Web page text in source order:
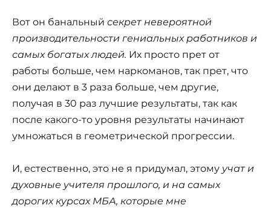
Вот он банальный секрет невероятной
производительности гениальных работников и
самых богатых людей. Их просто прет от
работы больше, чем наркоманов, так прет, что
они делают в 3 раза больше, чем другие,
получая в 30 раз лучшие результаты, так как
после какого-то уровня результаты начинают
умножаться в геометрической прогрессии.
И, естественно, это не я придумал, этому учат и
духовные учителя прошлого, и на самых
дорогих курсах МБА, которые мне